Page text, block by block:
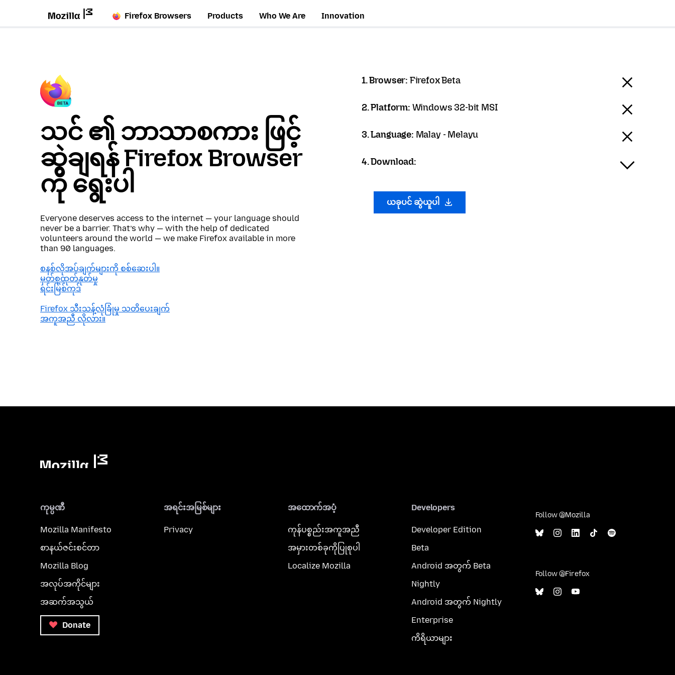
Firefox Browsers Products Who We Are Innovation
သင် ၏ ဘာသာစကား ဖြင့်
ဆွဲချရန် Firefox Browser
ကို ရွေးပါ
Everyone deserves access to the internet — your language should
never be a barrier. That’s why — with the help of dedicated
volunteers around the world — we make Firefox available in more
than 90 languages.
စနစ်လိုအပ်ချက်များကို စစ်ဆေးပါ။
မှတ်စုထုတ်နုတ်မှု
ရင်းမြစ်ကုဒ်
Firefox သီးသန့်လုံခြုံမှု သတိပေးချက်
အကူအညီ လိုလား။
1. Browser: Firefox Beta
2. Platform: Windows 32-bit MSI
3. Language: Malay - Melayu
4. Download:
ယခုပင် ဆွဲယူပါ
ကုမ္ပဏီ
Mozilla Manifesto
စာနယ်ဇင်းစင်တာ
Mozilla Blog
အလုပ်အကိုင်များ
အဆက်အသွယ်
Donate
အရင်းအမြစ်များ
Privacy
အထောက်အပံ့
ကုန်ပစ္စည်းအကူအညီ
အမှားတစ်ခုကိုပြုစုပါ
Localize Mozilla
Developers
Developer Edition
Beta
Android အတွက် Beta
Nightly
Android အတွက် Nightly
Enterprise
ကိရိယာများ
Follow @Mozilla
Follow @Firefox